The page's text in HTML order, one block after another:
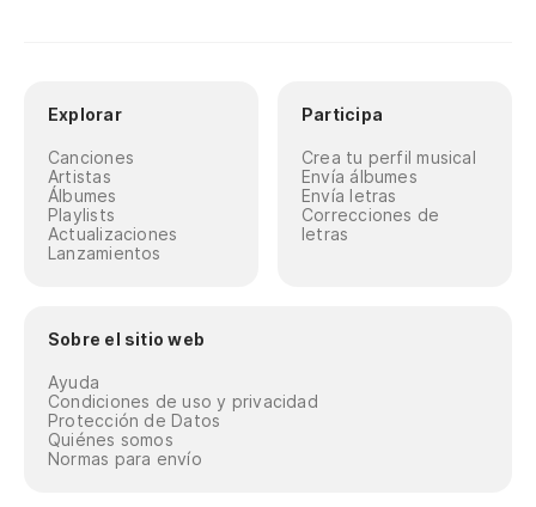
Explorar
Canciones
Artistas
Álbumes
Playlists
Actualizaciones
Lanzamientos
Participa
Crea tu perfil musical
Envía álbumes
Envía letras
Correcciones de
letras
Sobre el sitio web
Ayuda
Condiciones de uso y privacidad
Protección de Datos
Quiénes somos
Normas para envío